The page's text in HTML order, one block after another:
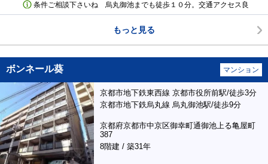
条件ご相談下さいね 烏丸御池までも徒歩１０分。交通アクセス良
もっと見る
ボンネール葵 マンション
京都市地下鉄東西線 京都市役所前駅/徒歩3分
京都市地下鉄烏丸線 烏丸御池駅/徒歩9分
京都府京都市中京区御幸町通御池上る亀屋町
387
8階建 / 築31年